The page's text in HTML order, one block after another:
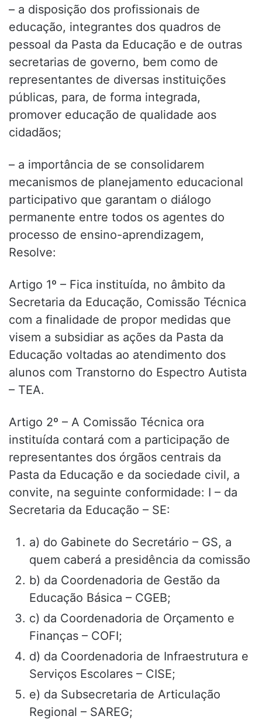
– a disposição dos profissionais de
educação, integrantes dos quadros de
pessoal da Pasta da Educação e de outras
secretarias de governo, bem como de
representantes de diversas instituições
públicas, para, de forma integrada,
promover educação de qualidade aos
cidadãos;
– a importância de se consolidarem
mecanismos de planejamento educacional
participativo que garantam o diálogo
permanente entre todos os agentes do
processo de ensino-aprendizagem,
Resolve:
Artigo 1º – Fica instituída, no âmbito da
Secretaria da Educação, Comissão Técnica
com a finalidade de propor medidas que
visem a subsidiar as ações da Pasta da
Educação voltadas ao atendimento dos
alunos com Transtorno do Espectro Autista
– TEA.
Artigo 2º – A Comissão Técnica ora
instituída contará com a participação de
representantes dos órgãos centrais da
Pasta da Educação e da sociedade civil, a
convite, na seguinte conformidade: I – da
Secretaria da Educação – SE:
a) do Gabinete do Secretário – GS, a
quem caberá a presidência da comissão
b) da Coordenadoria de Gestão da
Educação Básica – CGEB;
c) da Coordenadoria de Orçamento e
Finanças – COFI;
d) da Coordenadoria de Infraestrutura e
Serviços Escolares – CISE;
e) da Subsecretaria de Articulação
Regional – SAREG;